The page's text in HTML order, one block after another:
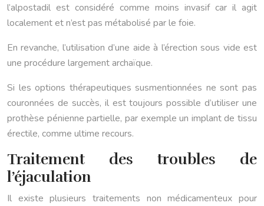
l’alpostadil est considéré comme moins invasif car il agit
localement et n’est pas métabolisé par le foie.
En revanche, l’utilisation d’une aide à l’érection sous vide est
une procédure largement archaïque.
Si les options thérapeutiques susmentionnées ne sont pas
couronnées de succès, il est toujours possible d’utiliser une
prothèse pénienne partielle, par exemple un implant de tissu
érectile, comme ultime recours.
Traitement des troubles de
l’éjaculation
Il existe plusieurs traitements non médicamenteux pour